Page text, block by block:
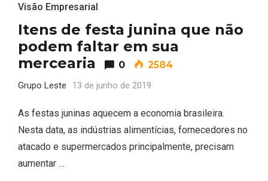
Visão Empresarial
Itens de festa junina que não
podem faltar em sua
mercearia
0 2584
Grupo Leste 13 de junho de 2019
As festas juninas aquecem a economia brasileira.
Nesta data, as indústrias alimentícias, fornecedores no
atacado e supermercados principalmente, precisam
aumentar …